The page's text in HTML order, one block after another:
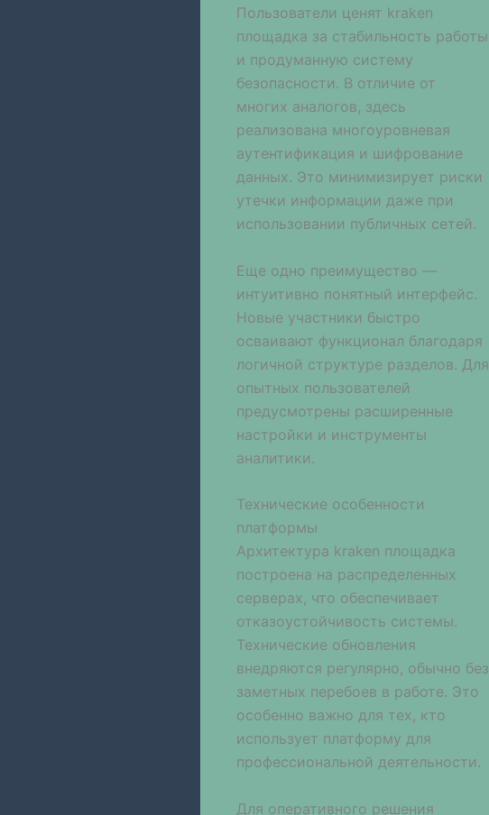
Пользователи ценят kraken
площадка за стабильность работы
и продуманную систему
безопасности. В отличие от
многих аналогов, здесь
реализована многоуровневая
аутентификация и шифрование
данных. Это минимизирует риски
утечки информации даже при
использовании публичных сетей.
Еще одно преимущество —
интуитивно понятный интерфейс.
Новые участники быстро
осваивают функционал благодаря
логичной структуре разделов. Для
опытных пользователей
предусмотрены расширенные
настройки и инструменты
аналитики.
Технические особенности
платформы
Архитектура kraken площадка
построена на распределенных
серверах, что обеспечивает
отказоустойчивость системы.
Технические обновления
внедряются регулярно, обычно без
заметных перебоев в работе. Это
особенно важно для тех, кто
использует платформу для
профессиональной деятельности.
Для оперативного решения